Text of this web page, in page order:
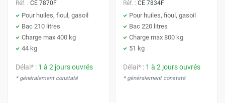
Réf. : CE 7870F
Pour huiles, fioul, gasoil
Bac 210 litres
Charge max 400 kg
44 kg
Délai* : 1 à 2 jours ouvrés
* généralement constaté
Réf. : CE 7834F
Pour huiles, fioul, gasoil
Bac 220 litres
Charge max 800 kg
51 kg
Délai* : 1 à 2 jours ouvrés
* généralement constaté